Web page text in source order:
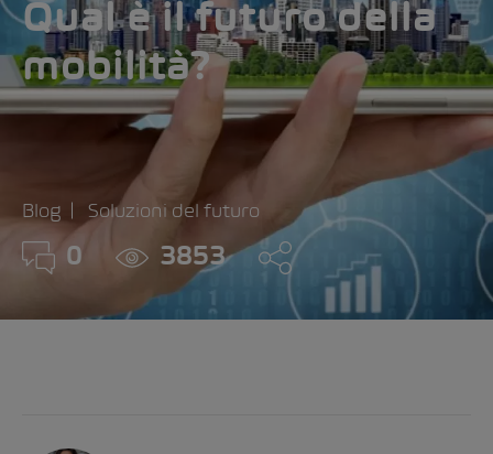
Qual è il futuro della
mobilità?
Blog Soluzioni del futuro
0 3853